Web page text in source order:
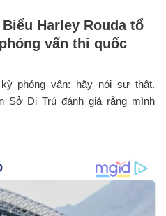
Harley Rouda tổ
vấn thi quốc
phỏng vấn: hãy nói sự thật.
Sở Di Trú đánh giá rằng mình